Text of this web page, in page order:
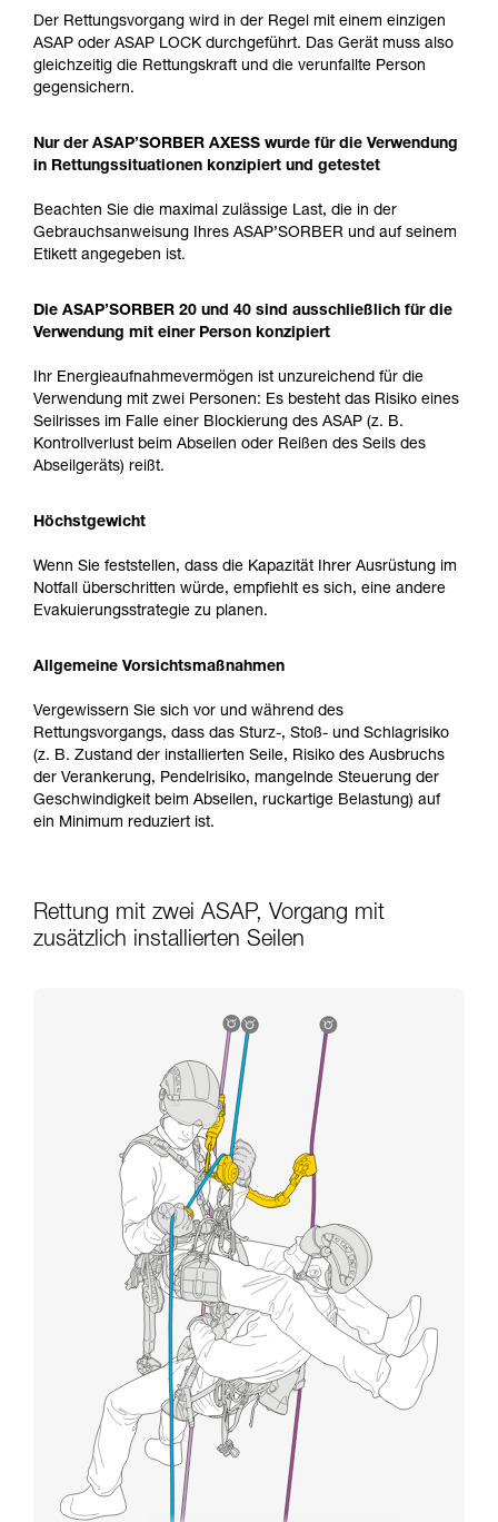
Der Rettungsvorgang wird in der Regel mit einem einzigen
ASAP oder ASAP LOCK durchgeführt. Das Gerät muss also
gleichzeitig die Rettungskraft und die verunfallte Person
gegensichern.
Nur der ASAP’SORBER AXESS wurde für die Verwendung
in Rettungssituationen konzipiert und getestet
Beachten Sie die maximal zulässige Last, die in der
Gebrauchsanweisung Ihres ASAP’SORBER und auf seinem
Etikett angegeben ist.
Die ASAP’SORBER 20 und 40 sind ausschließlich für die
Verwendung mit einer Person konzipiert
Ihr Energieaufnahmevermögen ist unzureichend für die
Verwendung mit zwei Personen: Es besteht das Risiko eines
Seilrisses im Falle einer Blockierung des ASAP (z. B.
Kontrollverlust beim Abseilen oder Reißen des Seils des
Abseilgeräts) reißt.
Höchstgewicht
Wenn Sie feststellen, dass die Kapazität Ihrer Ausrüstung im
Notfall überschritten würde, empfiehlt es sich, eine andere
Evakuierungsstrategie zu planen.
Allgemeine Vorsichtsmaßnahmen
Vergewissern Sie sich vor und während des
Rettungsvorgangs, dass das Sturz-, Stoß- und Schlagrisiko
(z. B. Zustand der installierten Seile, Risiko des Ausbruchs
der Verankerung, Pendelrisiko, mangelnde Steuerung der
Geschwindigkeit beim Abseilen, ruckartige Belastung) auf
ein Minimum reduziert ist.
Rettung mit zwei ASAP, Vorgang mit
zusätzlich installierten Seilen